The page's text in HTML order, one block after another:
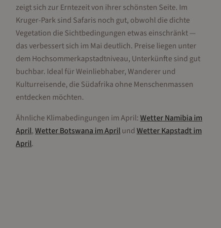
zeigt sich zur Erntezeit von ihrer schönsten Seite. Im
Kruger-Park sind Safaris noch gut, obwohl die dichte
Vegetation die Sichtbedingungen etwas einschränkt —
das verbessert sich im Mai deutlich. Preise liegen unter
dem Hochsommerkapstadtniveau, Unterkünfte sind gut
buchbar. Ideal für Weinliebhaber, Wanderer und
Kulturreisende, die Südafrika ohne Menschenmassen
entdecken möchten.
Ähnliche Klimabedingungen imApril:WetterNamibia im
April,WetterBotswana imAprilundWetterKapstadtim
April.